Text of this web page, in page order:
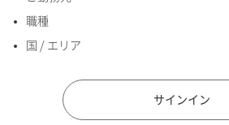
国 / エリア
職種
国 / エリア
サインイン